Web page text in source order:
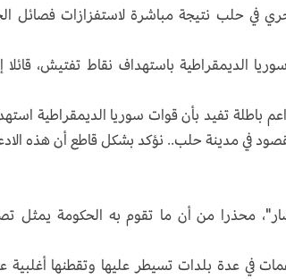
حلب نتيجة مباشرة لاستفزازات فصائل
الديمقراطية باستهداف نقاط تفتيش،
باطلة تفيد بأن قوات سوريا الديمقراطية
في مدينة حلب.. نؤكد بشكل قاطع أن هذه
محذرا من أن ما تقوم به الحكومة يمثل
في عدة بلدات تسيطر عليها وتقطنها أغلبية